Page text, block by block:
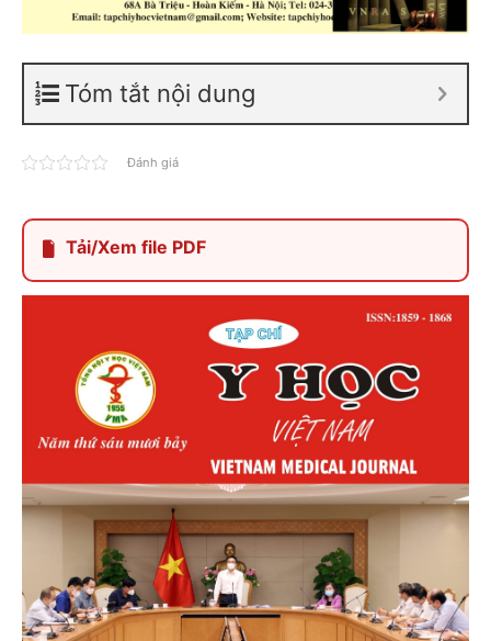
Tóm tắt nội dung
Đánh giá
Tải/Xem file PDF